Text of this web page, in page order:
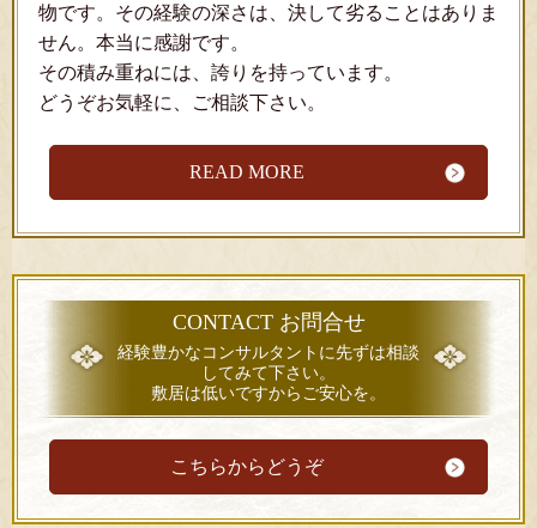
物です。その経験の深さは、決して劣ることはありま
せん。本当に感謝です。
その積み重ねには、誇りを持っています。
どうぞお気軽に、ご相談下さい。
READ MORE
CONTACT お問合せ
経験豊かなコンサルタントに先ずは相談
してみて下さい。
敷居は低いですからご安心を。
こちらからどうぞ